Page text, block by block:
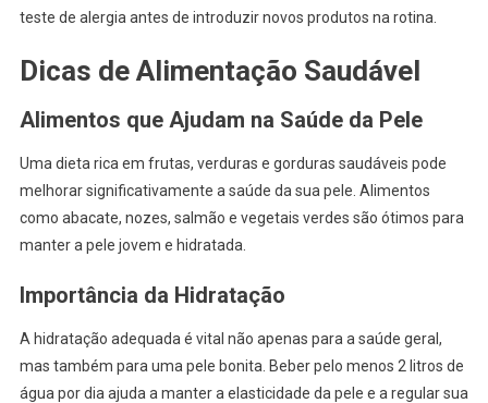
teste de alergia antes de introduzir novos produtos na rotina.
Dicas de Alimentação Saudável
Alimentos que Ajudam na Saúde da Pele
Uma dieta rica em frutas, verduras e gorduras saudáveis pode
melhorar significativamente a saúde da sua pele. Alimentos
como abacate, nozes, salmão e vegetais verdes são ótimos para
manter a pele jovem e hidratada.
Importância da Hidratação
A hidratação adequada é vital não apenas para a saúde geral,
mas também para uma pele bonita. Beber pelo menos 2 litros de
água por dia ajuda a manter a elasticidade da pele e a regular sua